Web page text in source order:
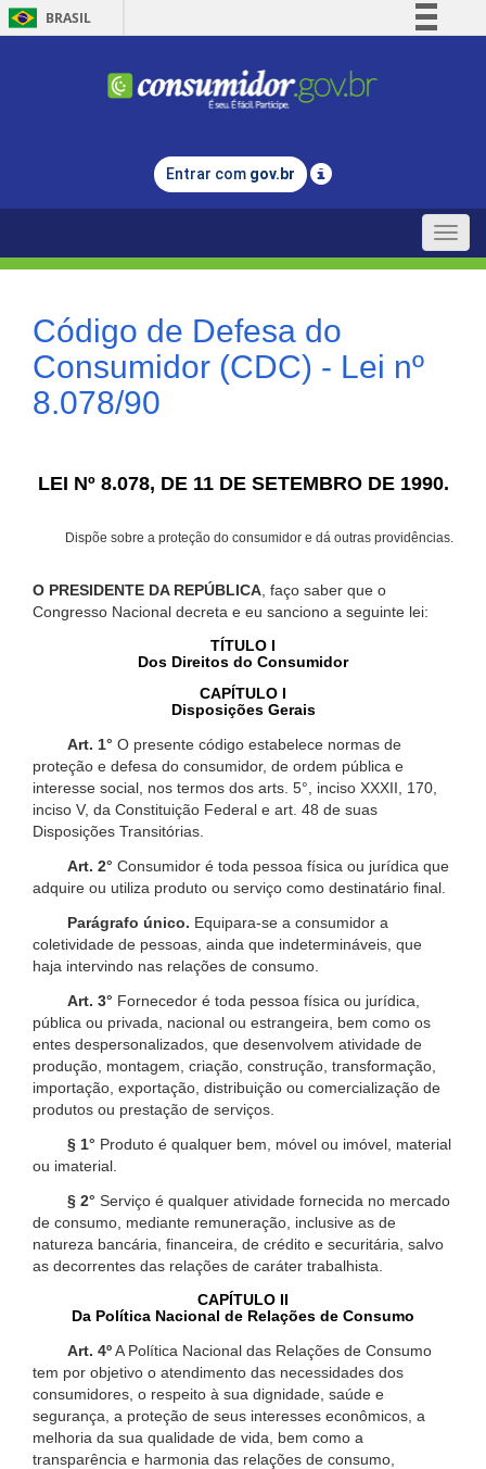
BRASIL
Comunica BR
Legislação
Entrar com gov.br
Toggle
Código de Defesa do
Consumidor (CDC) - Lei nº
8.078/90
LEI Nº 8.078, DE 11 DE SETEMBRO DE 1990.
Dispõe sobre a proteção do consumidor e dá outras providências.
O PRESIDENTE DA REPÚBLICA , faço saber que o
Congresso Nacional decreta e eu sanciono a seguinte lei:
TÍTULO I
Dos Direitos do Consumidor
CAPÍTULO I
Disposições Gerais
Art. 1° O presente código estabelece normas de
proteção e defesa do consumidor, de ordem pública e
interesse social, nos termos dos arts. 5°, inciso XXXII, 170,
inciso V, da Constituição Federal e art. 48 de suas
Disposições Transitórias.
Art. 2° Consumidor é toda pessoa física ou jurídica que
adquire ou utiliza produto ou serviço como destinatário final.
Parágrafo único. Equipara-se a consumidor a
coletividade de pessoas, ainda que indetermináveis, que
haja intervindo nas relações de consumo.
Art. 3° Fornecedor é toda pessoa física ou jurídica,
pública ou privada, nacional ou estrangeira, bem como os
entes despersonalizados, que desenvolvem atividade de
produção, montagem, criação, construção, transformação,
importação, exportação, distribuição ou comercialização de
produtos ou prestação de serviços.
§ 1° Produto é qualquer bem, móvel ou imóvel, material
ou imaterial.
§ 2° Serviço é qualquer atividade fornecida no mercado
de consumo, mediante remuneração, inclusive as de
natureza bancária, financeira, de crédito e securitária, salvo
as decorrentes das relações de caráter trabalhista.
CAPÍTULO II
Da Política Nacional de Relações de Consumo
Art. 4ºA Política Nacional das Relações de Consumo
tem por objetivo o atendimento das necessidades dos
consumidores, o respeito à sua dignidade, saúde e
segurança, a proteção de seus interesses econômicos, a
melhoria da sua qualidade de vida, bem como a
transparência e harmonia das relações de consumo,